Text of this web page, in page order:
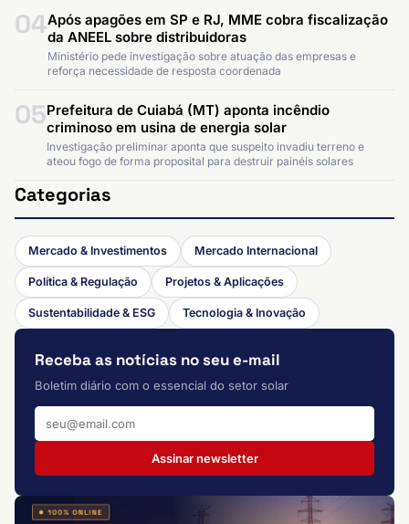
04Após apagões em SP e RJ, MME cobra fiscalização
da ANEEL sobre distribuidoras
Ministério pede investigação sobre atuação das empresas e
reforça necessidade de resposta coordenada
05Prefeitura de Cuiabá (MT) aponta incêndio
criminoso em usina de energia solar
Investigação preliminar aponta que suspeito invadiu terreno e
ateou fogo de forma proposital para destruir painéis solares
Categorias
Mercado & Investimentos Mercado Internacional
Política & Regulação Projetos & Aplicações
Sustentabilidade & ESG Tecnologia & Inovação
Receba as notícias no seu e-mail
Boletim diário com o essencial do setor solar
Assinar newsletter